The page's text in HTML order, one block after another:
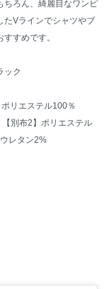
ちろん、綺麗目なワンピ
Vラインでシャツやブ
すめです。
ック
リエステル100％
別布2】ポリエステル
レタン2%